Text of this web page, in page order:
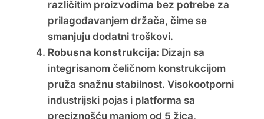
različitim proizvodima bez potrebe za
prilagođavanjem držača, čime se
smanjuju dodatni troškovi.
Robusna konstrukcija: Dizajn sa
integrisanom čeličnom konstrukcijom
pruža snažnu stabilnost. Visokootporni
industrijski pojas i platforma sa
preciznošću manjom od 5 žica,